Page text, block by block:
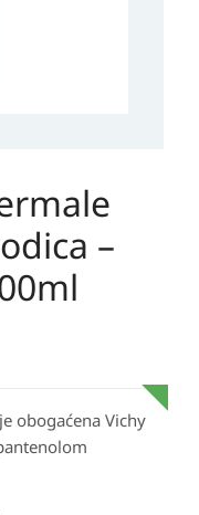
–
obogaćena Vichy